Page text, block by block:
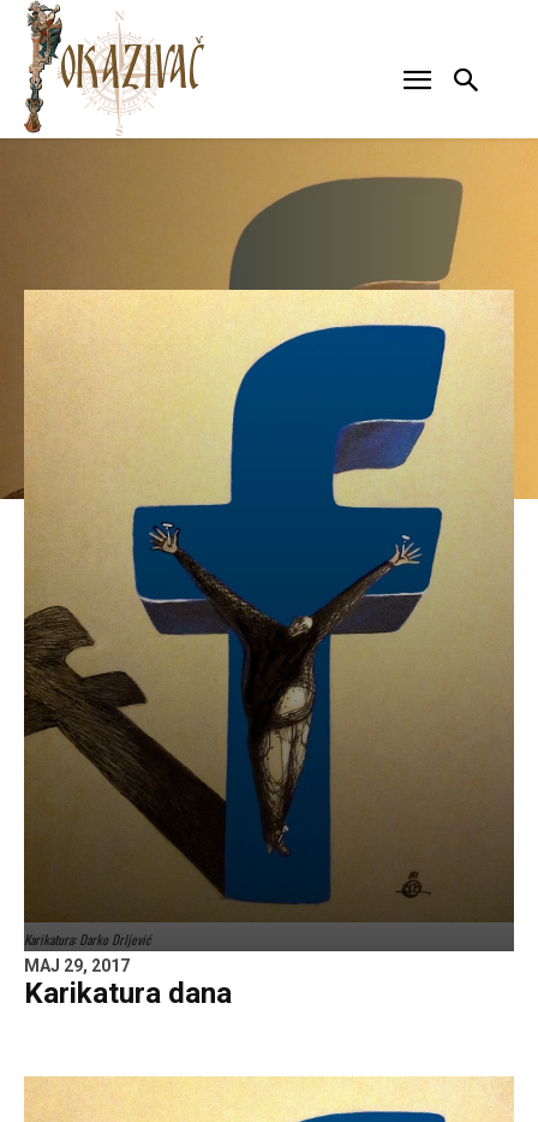
Karikatura: Darko Drljević
MAJ 29, 2017
Karikatura dana